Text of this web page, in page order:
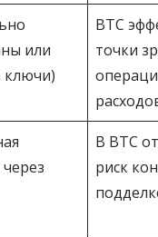
или
ключи)
BTC
точки
В BTC
риск